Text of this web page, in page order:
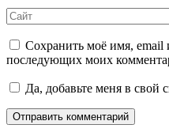
Сайт
Сохранить моё имя, email
последующих моих
Да, добавьте меня в свой